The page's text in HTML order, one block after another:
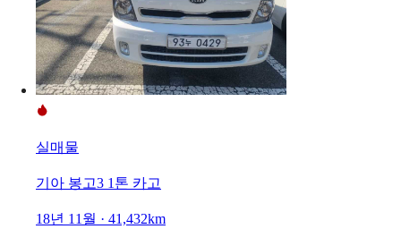
실매물
기아 봉고3 1톤 카고
18년 11월 · 41,432km